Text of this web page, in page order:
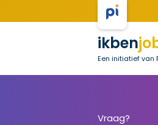
ikben
Een initiatief van
Vraag?